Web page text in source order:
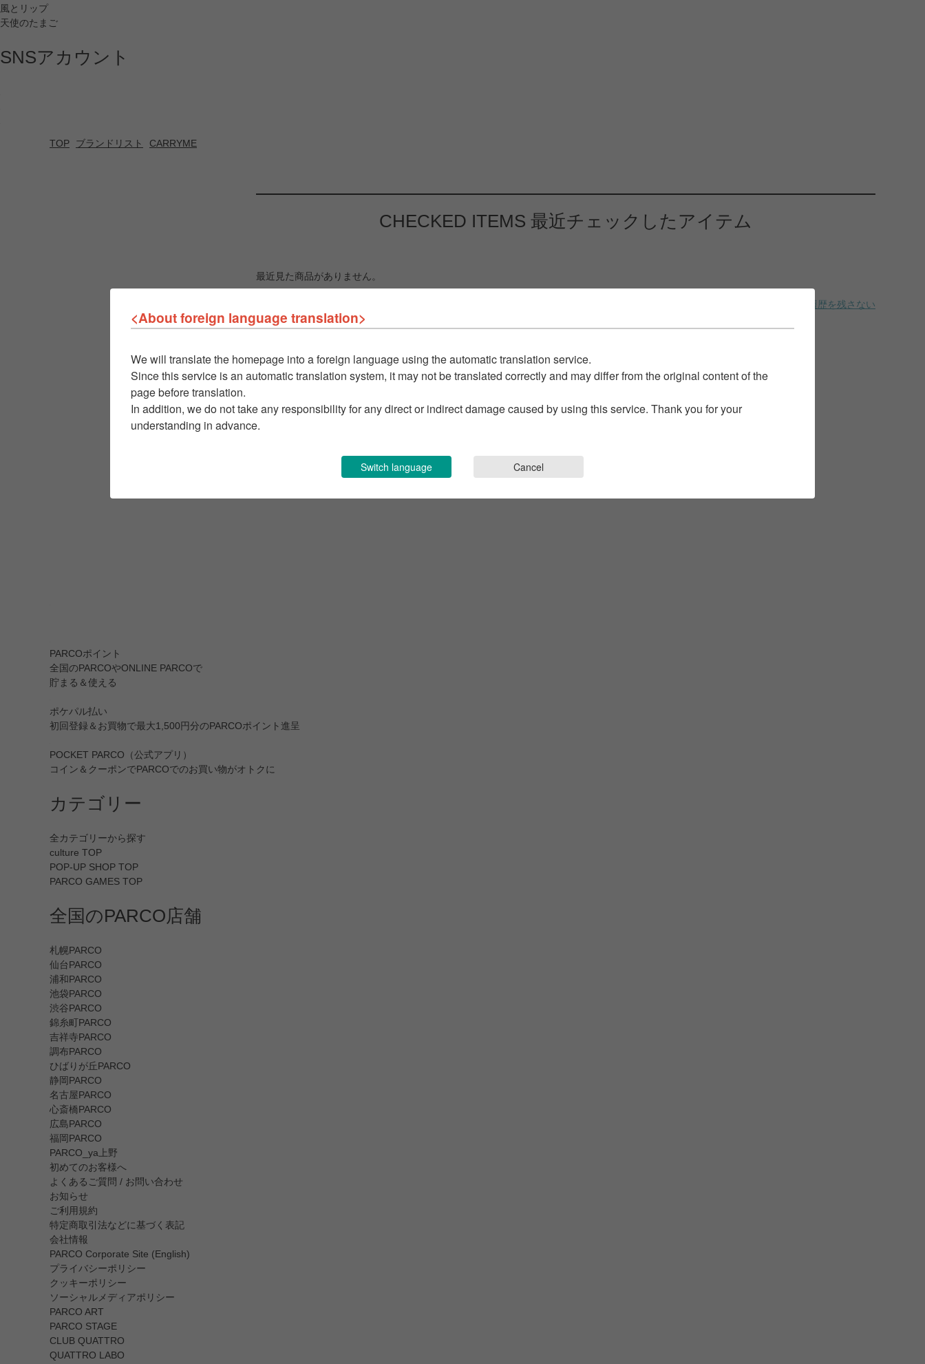
風とリップ
天使のたまご
SNSアカウント
TOP ブランドリスト CARRYME
CHECKED ITEMS 最近チェックしたアイテム
最近見た商品がありません。
履歴を残さない
PARCOポイント
全国のPARCOやONLINE PARCOで
貯まる＆使える
ポケパル払い
初回登録＆お買物で最大1,500円分のPARCOポイント進呈
POCKET PARCO（公式アプリ）
コイン＆クーポンでPARCOでのお買い物がオトクに
カテゴリー
全カテゴリーから探す
culture TOP
POP-UP SHOP TOP
PARCO GAMES TOP
全国のPARCO店舗
札幌PARCO
仙台PARCO
浦和PARCO
池袋PARCO
渋谷PARCO
錦糸町PARCO
吉祥寺PARCO
調布PARCO
ひばりが丘PARCO
静岡PARCO
名古屋PARCO
心斎橋PARCO
広島PARCO
福岡PARCO
PARCO_ya上野
初めてのお客様へ
よくあるご質問 / お問い合わせ
お知らせ
ご利用規約
特定商取引法などに基づく表記
会社情報
PARCO Corporate Site (English)
プライバシーポリシー
クッキーポリシー
ソーシャルメディアポリシー
PARCO ART
PARCO STAGE
CLUB QUATTRO
QUATTRO LABO
<About foreign language translation>
We will translate the homepage into a foreign language using the automatic translation service.
Since this service is an automatic translation system, it may not be translated correctly and may differ from the original content of the
page before translation.
In addition, we do not take any responsibility for any direct or indirect damage caused by using this service. Thank you for your
understanding in advance.
Switch language Cancel